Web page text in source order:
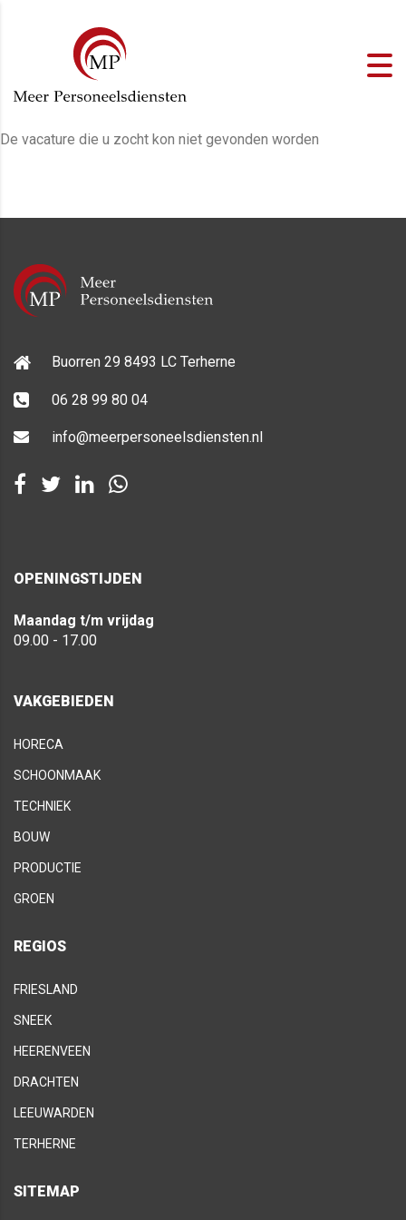
De vacature die u zocht kon niet gevonden worden
Buorren 29 8493 LC Terherne
06 28 99 80 04
info@meerpersoneelsdiensten.nl
OPENINGSTIJDEN
Maandag t/m vrijdag
09.00 - 17.00
VAKGEBIEDEN
HORECA
SCHOONMAAK
TECHNIEK
BOUW
PRODUCTIE
GROEN
REGIOS
FRIESLAND
SNEEK
HEERENVEEN
DRACHTEN
LEEUWARDEN
TERHERNE
SITEMAP